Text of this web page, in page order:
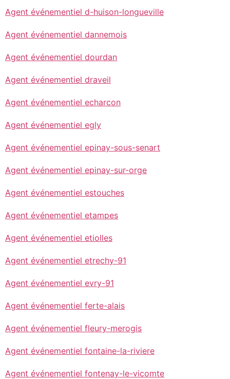
Agent événementiel d-huison-longueville
Agent événementiel dannemois
Agent événementiel dourdan
Agent événementiel draveil
Agent événementiel echarcon
Agent événementiel egly
Agent événementiel epinay-sous-senart
Agent événementiel epinay-sur-orge
Agent événementiel estouches
Agent événementiel etampes
Agent événementiel etiolles
Agent événementiel etrechy-91
Agent événementiel evry-91
Agent événementiel ferte-alais
Agent événementiel fleury-merogis
Agent événementiel fontaine-la-riviere
Agent événementiel fontenay-le-vicomte